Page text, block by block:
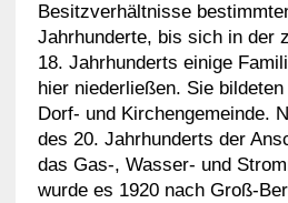
Besitzverhältnisse
Jahrhunderte, bis sich in der
18. Jahrhunderts einige
hier niederließen. Sie
Dorf- und Kirchengemeinde.
des 20. Jahrhunderts der
das Gas-, Wasser- und
wurde es 1920 nach Groß-